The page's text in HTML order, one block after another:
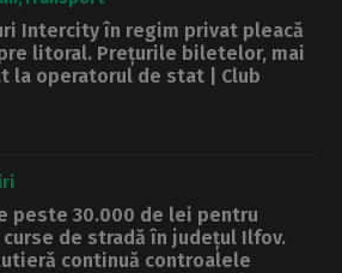
Intercity în regim privat pleacă
litoral. Prețurile biletelor, mai
la operatorul de stat | Club
peste 30.000 de lei pentru
de stradă în județul Ilfov.
continuă controalele